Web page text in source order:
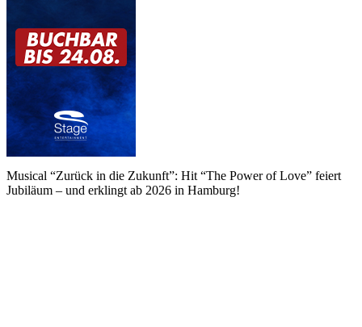
Musical “Zurück in die Zukunft”: Hit “The Power of Love” feiert
Jubiläum – und erklingt ab 2026 in Hamburg!